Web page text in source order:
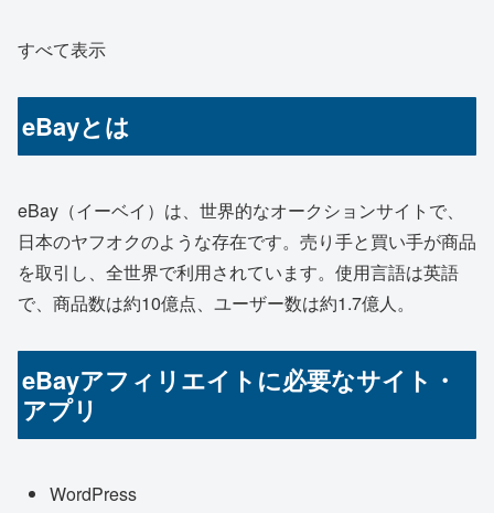
すべて表示
eBayとは
eBay（イーベイ）は、世界的なオークションサイトで、
日本のヤフオクのような存在です。売り手と買い手が商品
を取引し、全世界で利用されています。使用言語は英語
で、商品数は約10億点、ユーザー数は約1.7億人。
eBayアフィリエイトに必要なサイト・
アプリ
WordPress